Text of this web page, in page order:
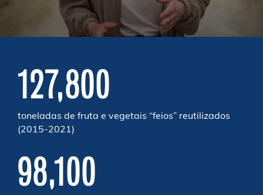
127,800
toneladas de fruta e vegetais “feios” reutilizados
(2015-2021)
98,100